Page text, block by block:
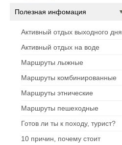
Полезная инфомация
Активный отдых выходного дня
Активный отдых на воде
Маршруты лыжные
Маршруты комбинированные
Маршруты этнические
Маршруты пешеходные
Готов ли ты к походу, турист?
10 причин, почему стоит